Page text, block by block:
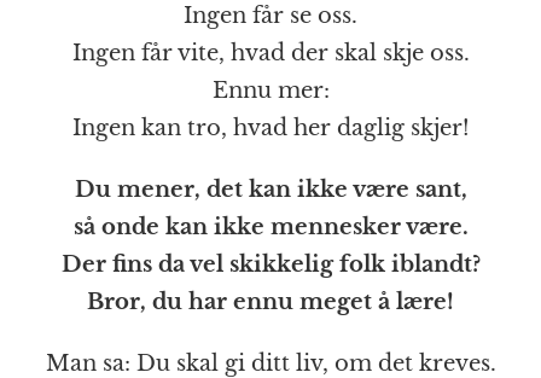
Ingen får se oss.
Ingen får vite, hvad der skal skje oss.
Ennu mer:
Ingen kan tro, hvad her daglig skjer!
Du mener, det kan ikke være sant,
så onde kan ikke mennesker være.
Der fins da vel skikkelig folk iblandt?
Bror, du har ennu meget å lære!
Man sa: Du skal gi ditt liv, om det kreves.